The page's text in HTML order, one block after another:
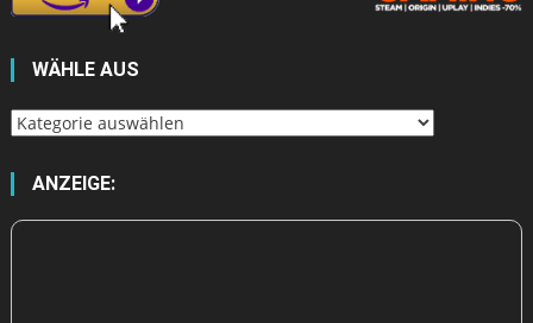
WÄHLE AUS
Wähle
ANZEIGE: